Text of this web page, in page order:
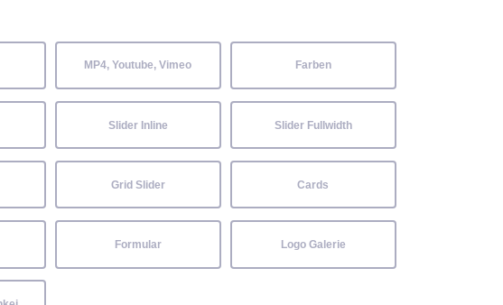
MP4, Youtube, Vimeo Farben
Slider Inline Slider Fullwidth
Grid Slider Cards
Formular Logo Galerie